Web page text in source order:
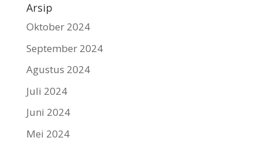
Arsip
Oktober 2024
September 2024
Agustus 2024
Juli 2024
Juni 2024
Mei 2024